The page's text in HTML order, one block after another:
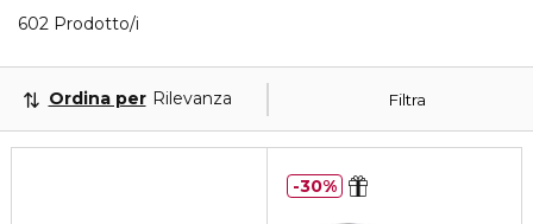
602 Prodotto/i
Filtra
Ordina per Rilevanza
30%